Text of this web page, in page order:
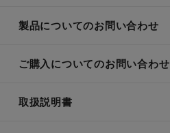
製品についてのお問い合わせ
ご購入についてのお問い合わせ
取扱説明書